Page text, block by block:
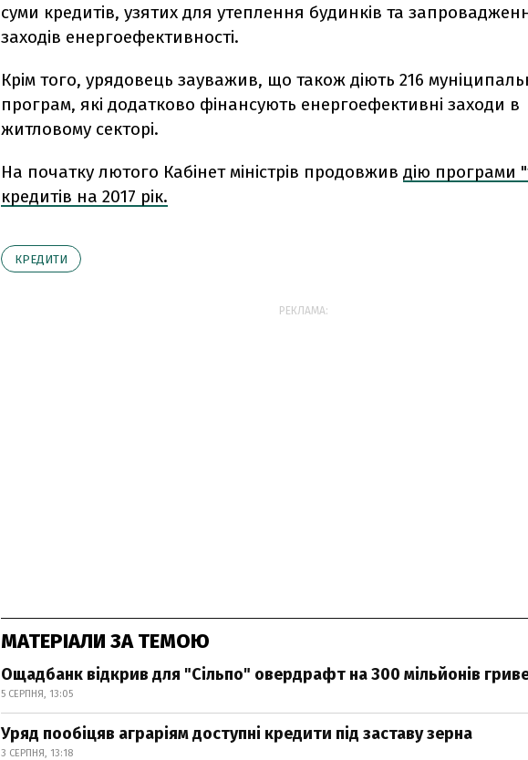
суми кредитів, узятих для утеплення будинків та
заходів енергоефективності.
Крім того, урядовець зауважив, що також діють 216
програм, які додатково фінансують енергоефективні заходи в
житловому секторі.
На початку лютого Кабінет міністрів продовжив дію програми
кредитів на 2017 рік.
КРЕДИТИ
РЕКЛАМА:
МАТЕРІАЛИ ЗА ТЕМОЮ
Ощадбанк відкрив для "Сільпо" овердрафт на 300 мільйонів
5 СЕРПНЯ, 13:05
Уряд пообіцяв аграріям доступні кредити під заставу зерна
3 СЕРПНЯ, 13:18